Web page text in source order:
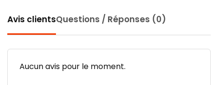
Avis clientsQuestions / Réponses (0)
Aucun avis pour le moment.